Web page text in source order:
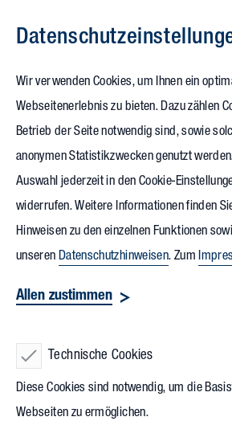
Vollack
Eisenach
Vollack GmbH & Co.
Wir verwenden Cookies, um Ihnen ein
Webseitenerlebnis zu bieten. Dazu zählen
Betrieb der Seite notwendig sind, sowie
anonymen Statistikzwecken genutzt
Auswahl jederzeit in den Cookie-
widerrufen. Weitere Informationen finden
Hinweisen zu den einzelnen Funktionen
unseren Datenschutzhinweisen. Zum
Allen zustimmen
Technische Cookies
Diese Cookies sind notwendig, um die
Webseiten zu ermöglichen.